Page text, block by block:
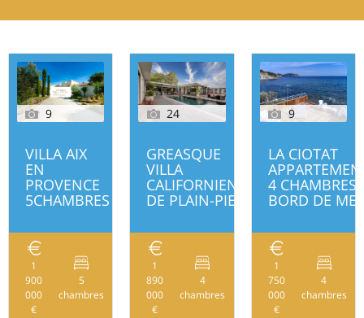
9
VILLA AIX
EN
PROVENCE
5CHAMBRES
1
900
000
€
5
chambres
24
GREASQUE
VILLA
CALIFORNIENNE
DE PLAIN-PIED
1
890
000
€
4
chambres
9
LA CIOTAT
4 CHAMBRES
BORD DE
1
750
000
€
4
chambres